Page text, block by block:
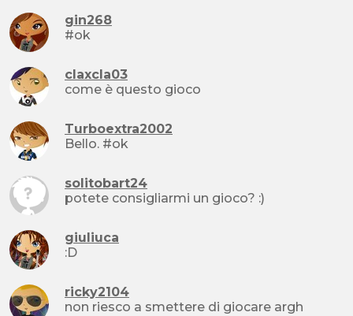
gin268
#ok
claxcla03
come è questo gioco
Turboextra2002
Bello. #ok
solitobart24
potete consigliarmi un gioco? :)
giuliuca
:D
ricky2104
non riesco a smettere di giocare argh